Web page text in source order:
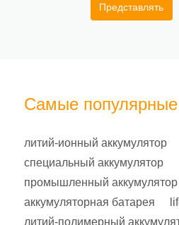
Представлять
Самые популярные
литий-ионный аккумулятор
специальный аккумулятор
промышленный аккумулятор
аккумуляторная батарея
литий-полимерный